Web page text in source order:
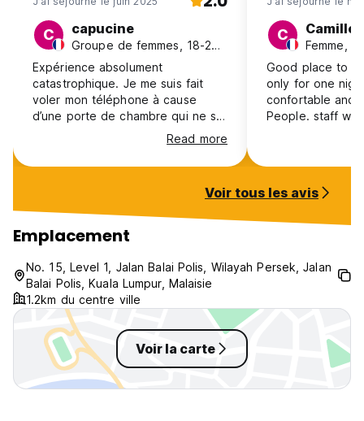
C capucine
Groupe de femmes, 18-24, France
Expérience absolument
catastrophique. Je me suis fait
voler mon téléphone à cause
d’une porte de chambre qui ne se
fermait même pas à clé — une
négligence inacceptable en
matière de sécurité. Les douches
dans les lavabos, et aucune
femme de ménage en vue
pendant tout le séjour.
Honnêtement, il vaudrait mieux
dormir dehors que de passer une
nuit dans cet hostel. Je
déconseille fortement !
Read more
C Camille
Femme,
Good place to
only for one
confortable and
People. staff
Voir tous les avis
Emplacement
No. 15, Level 1, Jalan Balai Polis, Wilayah Persek, Jalan
Balai Polis, Kuala Lumpur, Malaisie
1.2km du centre ville
Voir la carte